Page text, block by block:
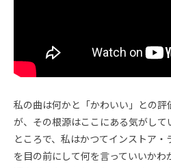
私の曲は何かと「かわいい」との
が、その根源はここにある気がして
ところで、私はかつてインストア・
を目の前にして何を言っていいかわ